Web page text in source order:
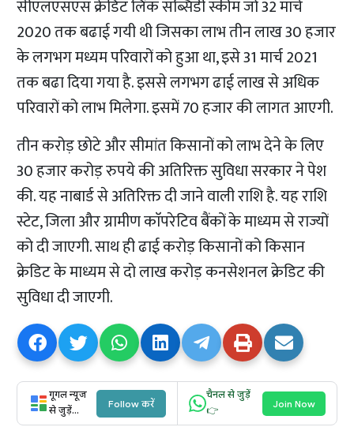
सीएलएसएस क्रेडिट लिंक सब्सिडी स्कीम जो 32 मार्च
2020 तक बढाई गयी थी जिसका लाभ तीन लाख 30 हजार
के लगभग मध्यम परिवारों को हुआ था, इसे 31 मार्च 2021
तक बढा दिया गया है. इससे लगभग ढाई लाख से अधिक
परिवारों को लाभ मिलेगा. इसमें 70 हजार की लागत आएगी.
तीन करोड़ छोटे और सीमांत किसानों को लाभ देने के लिए
30 हजार करोड़ रुपये की अतिरिक्त सुविधा सरकार ने पेश
की. यह नाबार्ड से अतिरिक्त दी जाने वाली राशि है. यह राशि
स्टेट, जिला और ग्रामीण काॅपरेटिव बैंकों के माध्यम से राज्यों
को दी जाएगी. साथ ही ढाई करोड़ किसानों को किसान
क्रेडिट के माध्यम से दो लाख करोड़ कनसेशनल क्रेडिट की
सुविधा दी जाएगी.
गूगल न्यूज
से जुड़ें...
Follow करें
चैनल से जुड़ें
👉
Join Now